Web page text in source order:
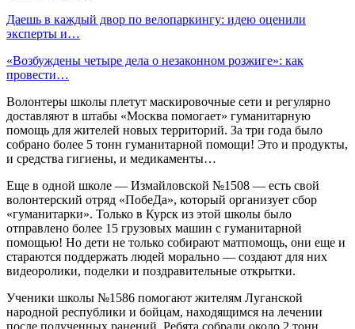
Даешь в каждый двор по велопаркингу: идею оценили
эксперты и…
«Возбуждены четыре дела о незаконном розжиге»: как
провести…
Волонтеры школы плетут маскировочные сети и регулярно
доставляют в штабы «Москва помогает» гуманитарную
помощь для жителей новых территорий. За три года было
собрано более 5 тонн гуманитарной помощи! Это и продукты,
и средства гигиены, и медикаменты…
Еще в одной школе — Измайловской №1508 — есть свой
волонтерский отряд «ПобеДа», который организует сбор
«гуманитарки». Только в Курск из этой школы было
отправлено более 15 грузовых машин с гуманитарной
помощью! Но дети не только собирают матпомощь, они еще и
стараются поддержать людей морально — создают для них
видеоролики, поделки и поздравительные открытки.
Ученики школы №1586 помогают жителям Луганской
народной республики и бойцам, находящимся на лечении
после полученных ранений. Ребята собрали около 2 тонн